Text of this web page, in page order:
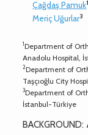
Çağdaş Pamuk1
Meriç Uğurlar3
1Department of
Anadolu Hospital,
2Department of
Taşçıoğlu City
3Department of
İstanbul-Türkiye